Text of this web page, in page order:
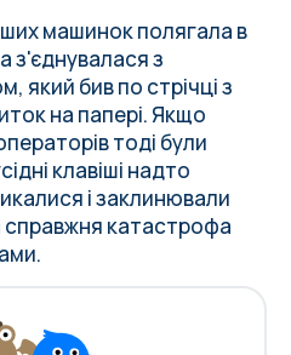
машинок полягала в
з'єднувалася з
який бив по стрічці з
на папері. Якщо
тоді були
клавіші надто
і заклинювали
справжня катастрофа